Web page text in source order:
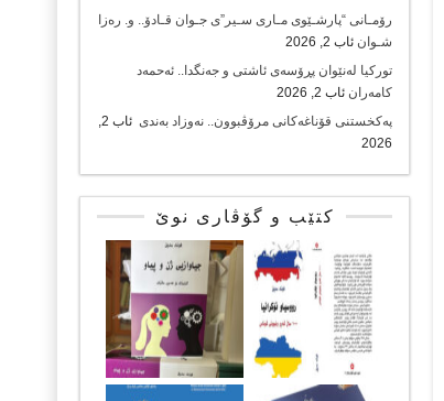
رۆمـانی “پارشـێوی مـاری سـیر”ی جـوان قـادۆ.. و. رەزا
شـوان ئاب 2, 2026
تورکیا لەنێوان پڕۆسەی ئاشتی و جەنگدا.. ئەحمەد
کامەران ئاب 2, 2026
پەکخستنی قۆناغەکانی مرۆڤبوون.. نەوزاد بەندی
ئاب 2,
2026
کتێب و گۆڤاری نوێ